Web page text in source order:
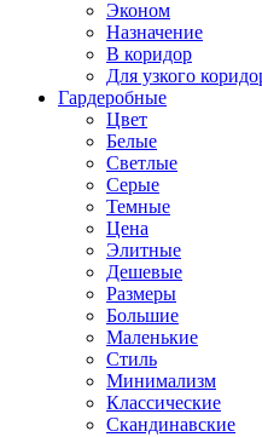
Эконом
Назначение
В коридор
Для узкого
Гардеробные
Цвет
Белые
Светлые
Серые
Темные
Цена
Элитные
Дешевые
Размеры
Большие
Маленькие
Стиль
Минимализм
Классические
Скандинавские